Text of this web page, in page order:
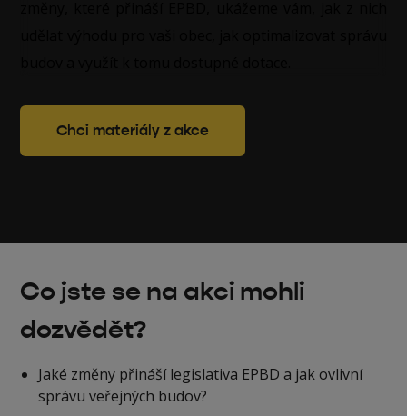
Chci materiály z akce
Co jste se na akci mohli
dozvědět?
Jaké změny přináší legislativa EPBD a jak ovlivní
správu veřejných budov?